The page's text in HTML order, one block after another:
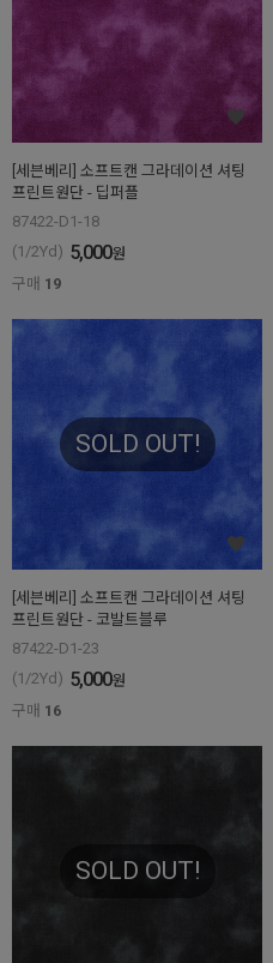
[세븐베리] 소프트캔 그라데이션 셔팅
프린트원단 - 딥퍼플
87422-D1-18
(1/2Yd) 5,000원
구매 19
SOLD OUT!
[세븐베리] 소프트캔 그라데이션 셔팅
프린트원단 - 코발트블루
87422-D1-23
(1/2Yd) 5,000원
구매 16
SOLD OUT!